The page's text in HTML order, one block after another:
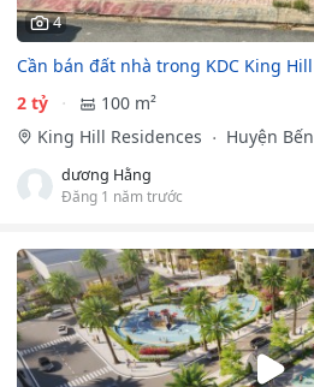
4
Cần bán đất nhà trong KDC King
2 tỷ
100 m²
King Hill Residences
Huyện
dương Hằng
Đăng 1 năm trước